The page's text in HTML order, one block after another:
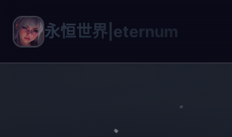
永恒世界|eternum